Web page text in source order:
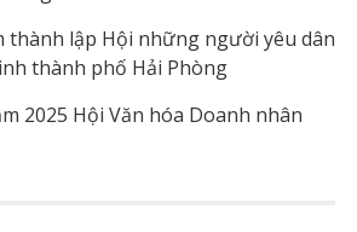
thành lập Hội những người yêu dân
thành phố Hải Phòng
2025 Hội Văn hóa Doanh nhân